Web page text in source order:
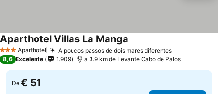
3 EstrelasAparthotel A poucos passos de dois mares diferentesVer preços
Aparthotel Villas La Manga
8,6 Excelente 1.909 a 3.9 km de Levante Cabo de Palos
De € 51